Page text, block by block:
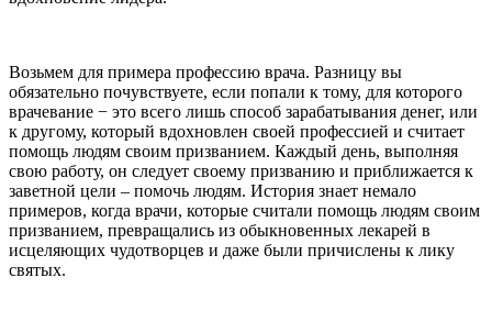
Возьмем для примера профессию врача. Разницу вы
обязательно почувствуете, если попали к тому, для которого
врачевание − это всего лишь способ зарабатывания денег, или
к другому, который вдохновлен своей профессией и считает
помощь людям своим призванием. Каждый день, выполняя
свою работу, он следует своему призванию и приближается к
заветной цели – помочь людям. История знает немало
примеров, когда врачи, которые считали помощь людям своим
призванием, превращались из обыкновенных лекарей в
исцеляющих чудотворцев и даже были причислены к лику
святых.